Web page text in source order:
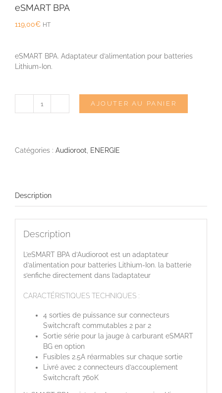
eSMART BPA
119,00€ HT
eSMART BPA. Adaptateur d’alimentation pour batteries
Lithium-Ion.
quantité
AJOUTER AU PANIER
Catégories : Audioroot ENERGIE
Description
Description
L’eSMART BPA d’Audioroot est un adaptateur
d’alimentation pour batteries Lithium-Ion. la batterie
s’enfiche directement dans l’adaptateur
CARACTÉRISTIQUES TECHNIQUES :
4 sorties de puissance sur connecteurs
Switchcraft commutables 2 par 2
Sortie série pour la jauge à carburant eSMART
BG en option
Fusibles 2.5A réarmables sur chaque sortie
Livré avec 2 connecteurs d’accouplement
Switchcraft 760K